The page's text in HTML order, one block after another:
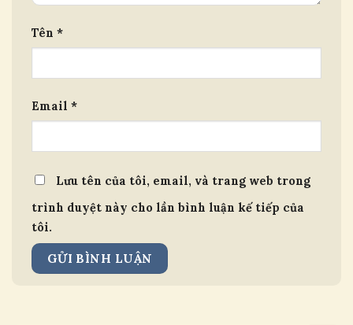
Tên *
Email *
Lưu tên của tôi, email, và trang web trong
trình duyệt này cho lần bình luận kế tiếp của
tôi.